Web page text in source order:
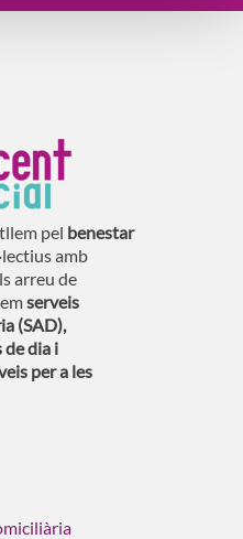
pel benestar
amb
arreu de
serveis
(SAD),
de dia i
per a les